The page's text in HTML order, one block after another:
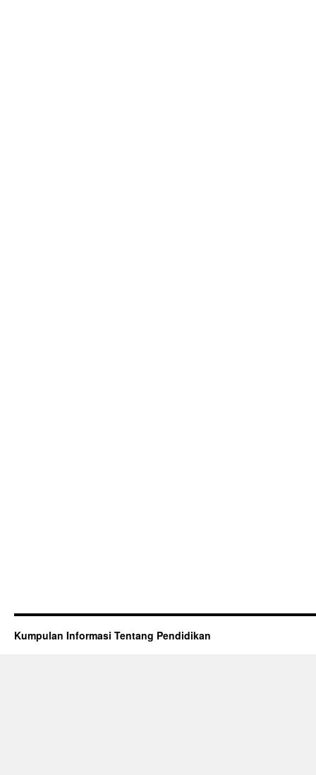
Kumpulan Informasi Tentang Pendidikan